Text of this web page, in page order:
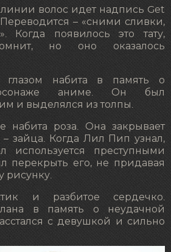
волос идет надпись Get
– «сними сливки,
Когда появилось это тату,
но оно оказалось
глазом набита в память о
аниме. Он был
и выделялся из толпы.
набита роза. Она закрывает
зайца. Когда Лил Пип узнал,
используется преступными
перекрыть его, не придавая
рисунку.
и разбитое сердечко.
в память о неудачной
с девушкой и сильно